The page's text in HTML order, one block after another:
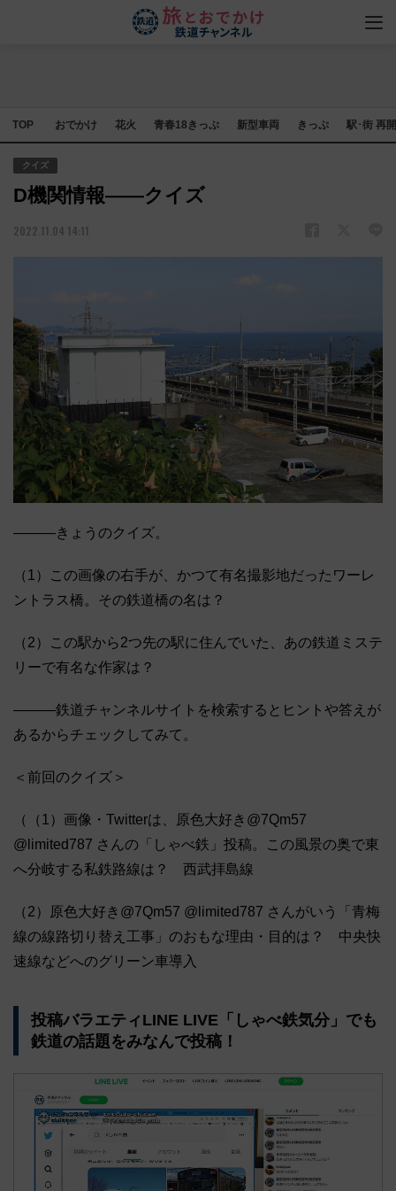
TOP おでかけ 花火 青春18きっぷ 新型車両 きっぷ 駅･街 再
クイズ
D機関情報――クイズ
2022.11.04 14:11
―――きょうのクイズ。
（1）この画像の右手が、かつて有名撮影地だったワーレ
ントラス橋。その鉄道橋の名は？
（2）この駅から2つ先の駅に住んでいた、あの鉄道ミステ
リーで有名な作家は？
―――鉄道チャンネルサイトを検索するとヒントや答えが
あるからチェックしてみて。
＜前回のクイズ＞
（（1）画像・Twitterは、原色大好き@7Qm57
@limited787 さんの「しゃべ鉄」投稿。この風景の奥で東
へ分岐する私鉄路線は？ 西武拝島線
（2）原色大好き@7Qm57 @limited787 さんがいう「青梅
線の線路切り替え工事」のおもな理由・目的は？ 中央快
速線などへのグリーン車導入
投稿バラエティLINE LIVE「しゃべ鉄気分」でも
鉄道の話題をみなんで投稿！